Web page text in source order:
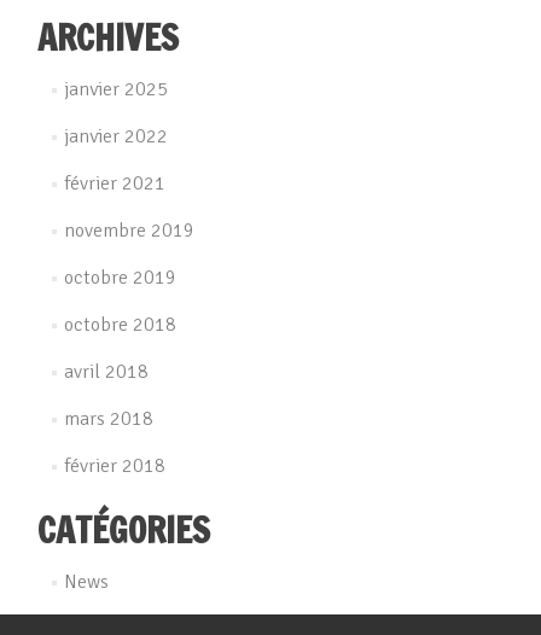
ARCHIVES
janvier 2025
janvier 2022
février 2021
novembre 2019
octobre 2019
octobre 2018
avril 2018
mars 2018
février 2018
CATÉGORIES
News